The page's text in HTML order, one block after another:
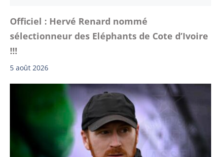
Officiel : Hervé Renard nommé
sélectionneur des Eléphants de Cote d’Ivoire
!!!
5 août 2026